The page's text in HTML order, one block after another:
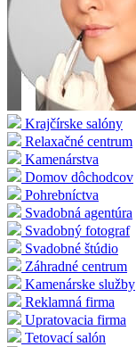
Krajčírske salóny
Relaxačné centrum
Kamenárstva
Domov dôchodcov
Pohrebníctva
Svadobná agentúra
Svadobný fotograf
Svadobné štúdio
Záhradné centrum
Kamenárske služby
Reklamná firma
Upratovacia firma
Tetovací salón